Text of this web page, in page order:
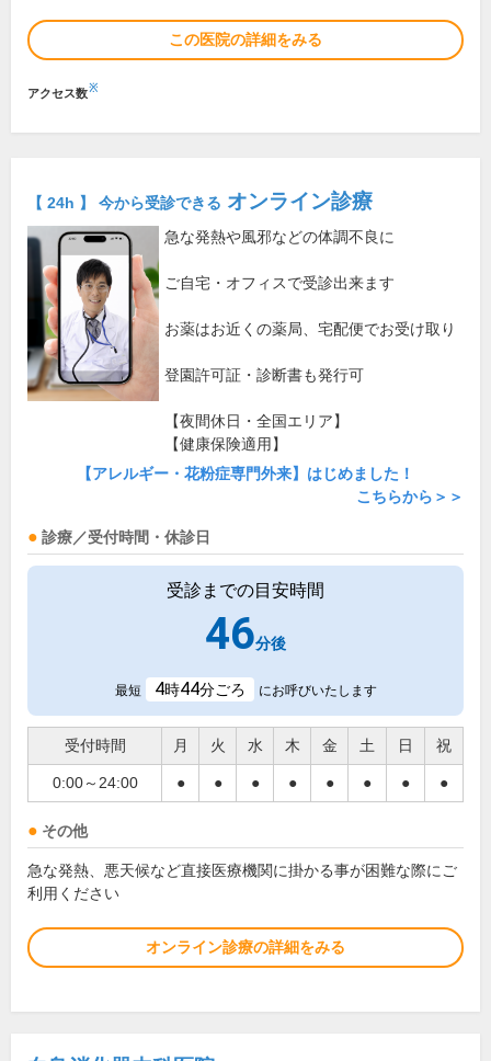
この医院の詳細をみる
アクセス数※
【 24h 】 今から受診できる オンライン診療
急な発熱や風邪などの体調不良に
ご自宅・オフィスで受診出来ます
お薬はお近くの薬局、宅配便でお受け取り
登園許可証・診断書も発行可
【夜間休日・全国エリア】
【健康保険適用】
【アレルギー・花粉症専門外来】はじめました！
こちらから＞＞
診療／受付時間・休診日
受診までの目安時間
46分後
最短 4時44分ごろ にお呼びいたします
受付時間 月 火 水 木 金 土 日 祝
0:00～24:00 ● ● ● ● ● ● ● ●
その他
急な発熱、悪天候など直接医療機関に掛かる事が困難な際にご
利用ください
オンライン診療の詳細をみる